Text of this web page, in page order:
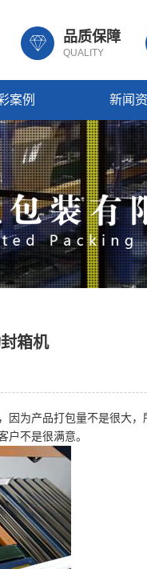
品质保障
QUALITY
案例 新闻
箱机
因为产品打包量不是很大
户不是很满意。